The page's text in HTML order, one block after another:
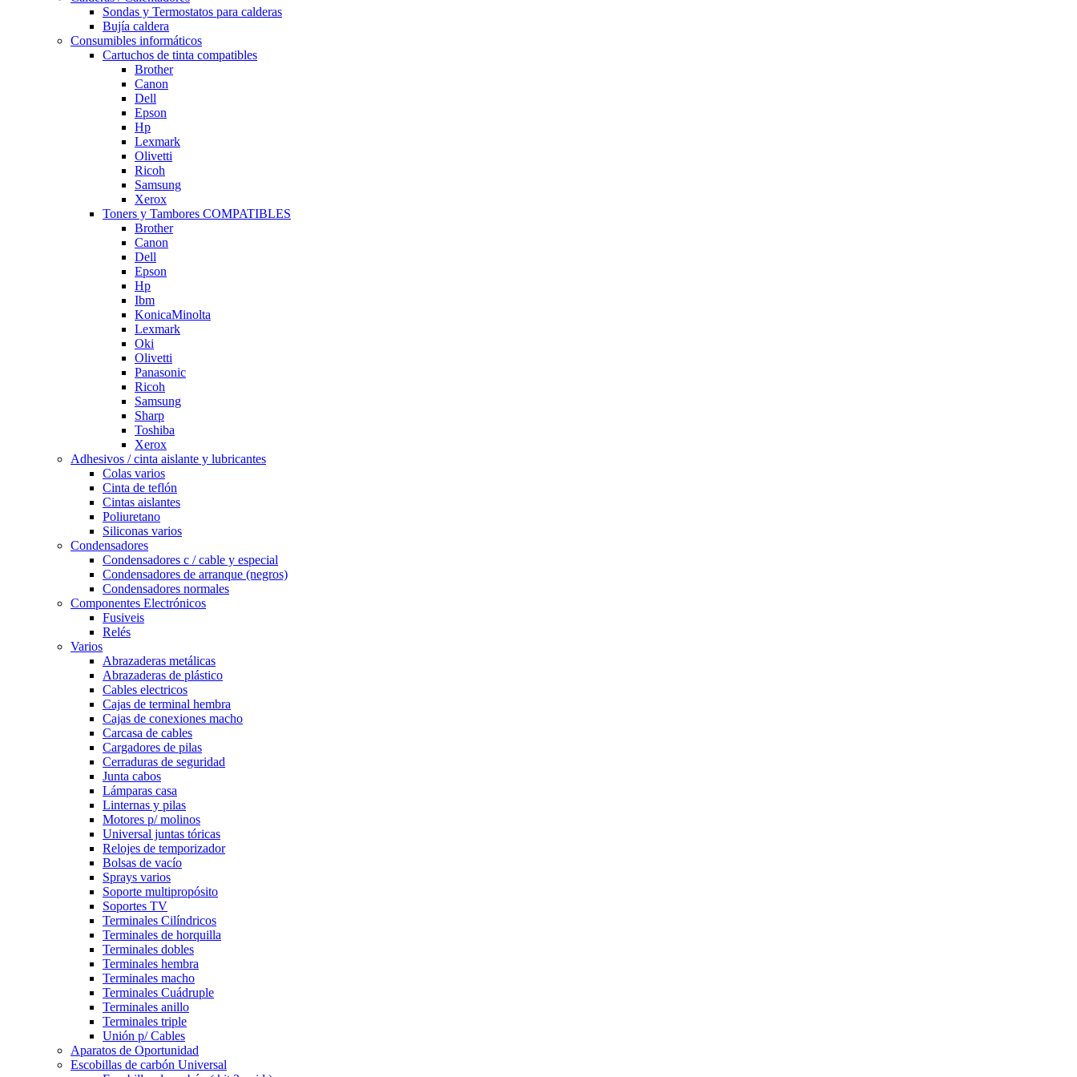
Sondas y Termostatos para calderas
Bujía caldera
Consumibles informáticos
Cartuchos de tinta compatibles
Brother
Canon
Dell
Epson
Hp
Lexmark
Olivetti
Ricoh
Samsung
Xerox
Toners y Tambores COMPATIBLES
Brother
Canon
Dell
Epson
Hp
Ibm
KonicaMinolta
Lexmark
Oki
Olivetti
Panasonic
Ricoh
Samsung
Sharp
Toshiba
Xerox
Adhesivos / cinta aislante y lubricantes
Colas varios
Cinta de teflón
Cintas aislantes
Poliuretano
Siliconas varios
Condensadores
Condensadores c / cable y especial
Condensadores de arranque (negros)
Condensadores normales
Componentes Electrónicos
Fusiveis
Relés
Varios
Abrazaderas metálicas
Abrazaderas de plástico
Cables electricos
Cajas de terminal hembra
Cajas de conexiones macho
Carcasa de cables
Cargadores de pilas
Cerraduras de seguridad
Junta cabos
Lámparas casa
Linternas y pilas
Motores p/ molinos
Universal juntas tóricas
Relojes de temporizador
Bolsas de vacío
Sprays varios
Soporte multipropósito
Soportes TV
Terminales Cilíndricos
Terminales de horquilla
Terminales dobles
Terminales hembra
Terminales macho
Terminales Cuádruple
Terminales anillo
Terminales triple
Unión p/ Cables
Aparatos de Oportunidad
Escobillas de carbón Universal